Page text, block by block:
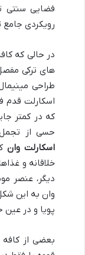
فضایی سنتی
رویکردی جامع
در حالی که
های ترکی
طراحی
اسکارلت قدم
که در کمتر
حسی از
اسکارلت وان
خلاقانه و
دیگر، عنصر
وان به این
پویا و در
بعضی از